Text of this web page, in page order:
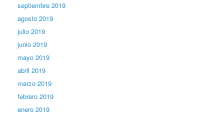
septiembre 2019
agosto 2019
julio 2019
junio 2019
mayo 2019
abril 2019
marzo 2019
febrero 2019
enero 2019